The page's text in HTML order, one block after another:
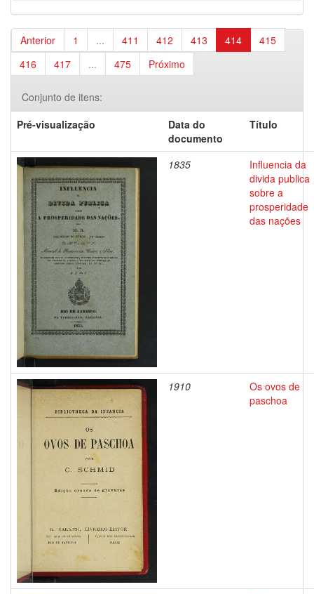
Anterior 1 ... 411 412 413 414
415
416
417 ... 475 Próximo
Conjunto de itens:
Pré-visualização
Data do
documento
Título
1835
Influencia da
divida publica
sobre a
prosperidade
das nações
1910
Os ovos de
paschoa